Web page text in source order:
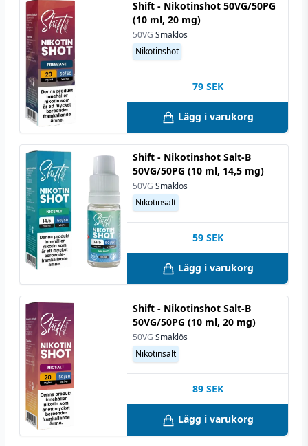
Shift - Nikotinshot 50VG/50PG
(10 ml, 20 mg)
50VG Smaklös
Nikotinshot
79 SEK
Lägg i varukorg
Shift - Nikotinshot Salt-B
50VG/50PG (10 ml, 14,5 mg)
50VG Smaklös
Nikotinsalt
59 SEK
Lägg i varukorg
Shift - Nikotinshot Salt-B
50VG/50PG (10 ml, 20 mg)
50VG Smaklös
Nikotinsalt
89 SEK
Lägg i varukorg